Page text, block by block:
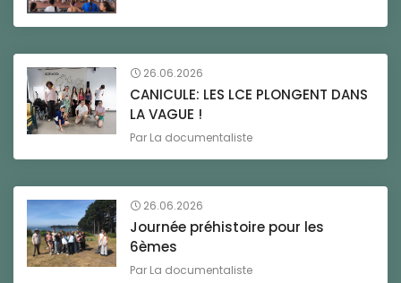
26.06.2026
CANICULE: LES LCE PLONGENT DANS
LA VAGUE !
Par La documentaliste
26.06.2026
Journée préhistoire pour les
6èmes
Par La documentaliste